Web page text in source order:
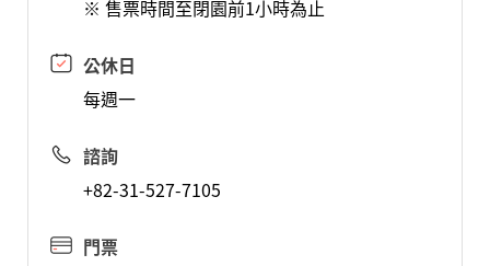
※ 售票時間至閉園前1小時為止
公休日
每週一
諮詢
+82-31-527-7105
門票